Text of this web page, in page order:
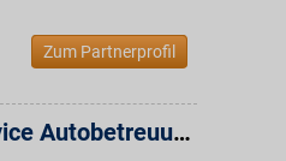
Zum Partnerprofil
Bosch Car Service Autobetreuung am Goldberg